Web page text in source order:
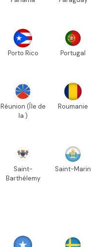
Porto Rico Portugal
Réunion (Île de
la )
Roumanie
Saint-
Barthélemy
Saint-Marin